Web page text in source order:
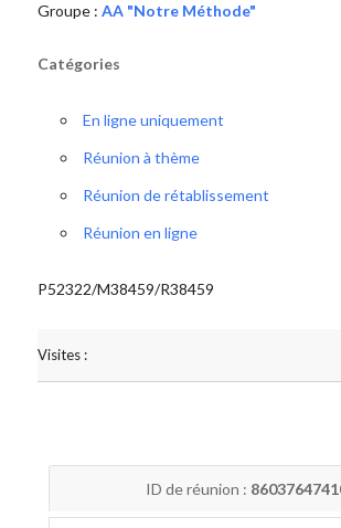
Groupe : AA "Notre Méthode"
Catégories
En ligne uniquement
Réunion à thème
Réunion de rétablissement
Réunion en ligne
P52322/M38459/R38459
Visites :
ID de réunion :